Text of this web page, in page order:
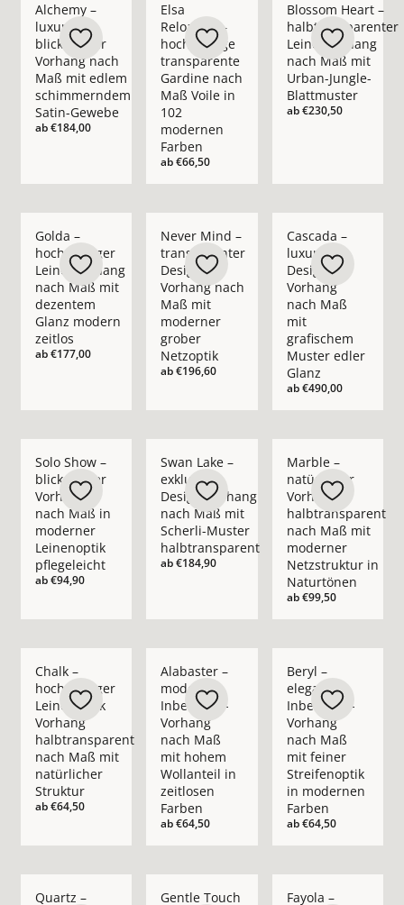
Alchemy –
luxuriöser
blickdichter
Vorhang nach
Maß mit edlem
schimmerndem
Satin-Gewebe
ab€184,00
Elsa
Reloaded –
hochwertige
transparente
Gardine nach
Maß Voile in
102
modernen
Farben
ab€66,50
Blossom Heart –
halbtransparenter
Leinenvorhang
nach Maß mit
Urban-Jungle-
Blattmuster
ab€230,50
Golda –
hochwertiger
Leinenvorhang
nach Maß mit
dezentem
Glanz modern
zeitlos
ab€177,00
Never Mind –
transparenter
Design-
Vorhang nach
Maß mit
moderner
grober
Netzoptik
ab€196,60
Cascada –
luxuriöser
Design-
Vorhang
nach Maß
mit
grafischem
Muster edler
Glanz
ab€490,00
Solo Show –
blickdichter
Vorhang
nach Maß in
moderner
Leinenoptik
pflegeleicht
ab€94,90
Swan Lake –
exklusiver
Design-Vorhang
nach Maß mit
Scherli-Muster
halbtransparent
ab€184,90
Marble –
natürlicher
Vorhang
halbtransparent
nach Maß mit
moderner
Netzstruktur in
Naturtönen
ab€99,50
Chalk –
hochwertiger
Leinenoptik
Vorhang
halbtransparent
nach Maß mit
natürlicher
Struktur
ab€64,50
Alabaster –
moderner
Inbetween-
Vorhang
nach Maß
mit hohem
Wollanteil in
zeitlosen
Farben
ab€64,50
Beryl –
eleganter
Inbetween-
Vorhang
nach Maß
mit feiner
Streifenoptik
in modernen
Farben
ab€64,50
Quartz – Gentle Touch Fayola –